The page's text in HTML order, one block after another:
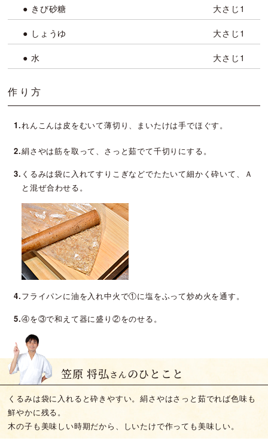
● きび砂糖 大さじ1
● しょうゆ 大さじ1
● 水 大さじ1
作り方
1.れんこんは皮をむいて薄切り、まいたけは手でほぐす。
2.絹さやは筋を取って、さっと茹でて千切りにする。
3. くるみは袋に入れてすりこぎなどでたたいて細かく砕いて、Ａ
と混ぜ合わせる。
4.フライパンに油を入れ中火で①に塩をふって炒め火を通す。
5.④を③で和えて器に盛り②をのせる。
笠原 将弘さんのひとこと
くるみは袋に入れると砕きやすい。絹さやはさっと茹でれば色味も
鮮やかに残る。
木の子も美味しい時期だから、しいたけで作っても美味しい。